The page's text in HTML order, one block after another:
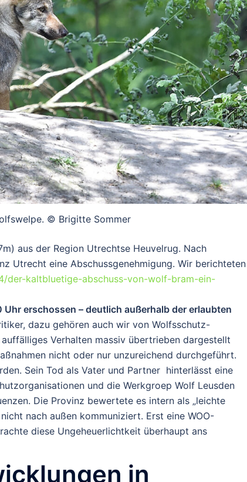
© Brigitte Sommer
aus der Region Utrechtse Heuvelrug. Nach
Utrecht eine Abschussgenehmigung. Wir berichteten
der-kaltbluetige-abschuss-von-wolf-bram-ein-
Uhr erschossen – deutlich außerhalb der erlaubten
dazu gehören auch wir von Wolfsschutz-
Verhalten massiv übertrieben dargestellt
nicht oder nur unzureichend durchgeführt.
Sein Tod als Vater und Partner hinterlässt eine
und die Werkgroep Wolf Leusden
Die Provinz bewertete es intern als „leichte
nach außen kommuniziert. Erst eine WOO-
diese Ungeheuerlichtkeit überhaupt ans
in